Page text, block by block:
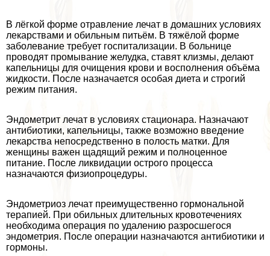
В лёгкой форме отравление лечат в домашних условиях
лекарствами и обильным питьём. В тяжёлой форме
заболевание требует госпитализации. В больнице
проводят промывание желудка, ставят клизмы, делают
капельницы для очищения крови и восполнения объёма
жидкости. После назначается особая диета и строгий
режим питания.
Эндометрит лечат в условиях стационара. Назначают
антибиотики, капельницы, также возможно введение
лекарства непосредственно в полость матки. Для
женщины важен щадящий режим и полноценное
питание. После ликвидации острого процесса
назначаются физиопроцедуры.
Эндометриоз лечат преимущественно гормональной
терапией. При обильных длительных кровотечениях
необходима операция по удалению разросшегося
эндометрия. После операции назначаются антибиотики и
гормоны.